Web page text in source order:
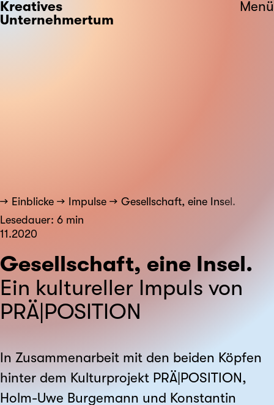
Kreatives
Unternehmertum
Menü
Einblicke Impulse
Gesellschaft, eine Insel.
Lesedauer: 6 min
11.2020
Gesellschaft, eine Insel.
Ein kultureller Impuls von
PRÄ|POSITION
In Zusammenarbeit mit den beiden Köpfen
hinter dem Kulturprojekt PRÄ|POSITION,
Holm-Uwe Burgemann und Konstantin